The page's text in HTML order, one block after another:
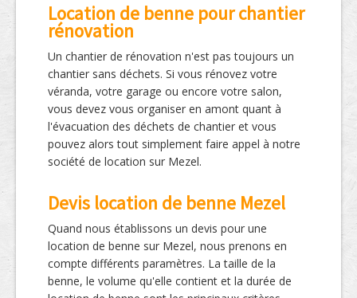
Location de benne pour chantier
rénovation
Un chantier de rénovation n'est pas toujours un
chantier sans déchets. Si vous rénovez votre
véranda, votre garage ou encore votre salon,
vous devez vous organiser en amont quant à
l'évacuation des déchets de chantier et vous
pouvez alors tout simplement faire appel à notre
société de location sur Mezel.
Devis location de benne Mezel
Quand nous établissons un devis pour une
location de benne sur Mezel, nous prenons en
compte différents paramètres. La taille de la
benne, le volume qu'elle contient et la durée de